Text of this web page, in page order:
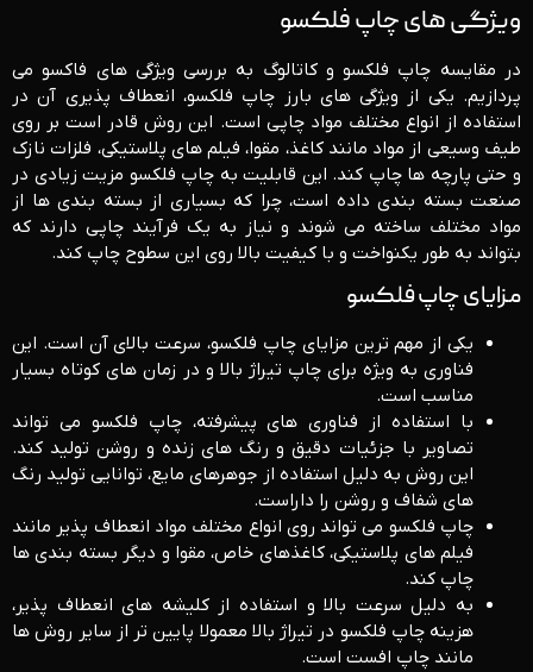
ویژگی ‌های چاپ فلکسو
در مقایسه چاپ فلکسو و کاتالوگ به بررسی ویژگی های فاکسو می
پردازیم. یکی از ویژگی ‌های بارز چاپ فلکسو، انعطاف ‌پذیری آن در
استفاده از انواع مختلف مواد چاپی است. این روش قادر است بر روی
طیف وسیعی از مواد مانند کاغذ، مقوا، فیلم‌ های پلاستیکی، فلزات نازک
و حتی پارچه‌ ها چاپ کند. این قابلیت به چاپ فلکسو مزیت زیادی در
صنعت بسته ‌بندی داده است، چرا که بسیاری از بسته ‌بندی‌ ها از
مواد مختلف ساخته می ‌شوند و نیاز به یک فرآیند چاپی دارند که
بتواند به‌ طور یکنواخت و با کیفیت بالا روی این سطوح چاپ کند.
مزایای چاپ فلکسو
یکی از مهم‌ ترین مزایای چاپ فلکسو، سرعت بالای آن است. این
فناوری به‌ ویژه برای چاپ تیراژ بالا و در زمان‌ های کوتاه بسیار
مناسب است.
با استفاده از فناوری‌ های پیشرفته، چاپ فلکسو می ‌تواند
تصاویر با جزئیات دقیق و رنگ ‌های زنده و روشن تولید کند.
این روش به دلیل استفاده از جوهرهای مایع، توانایی تولید رنگ‌
های شفاف و روشن را داراست.
چاپ فلکسو می ‌تواند روی انواع مختلف مواد انعطاف ‌پذیر مانند
فیلم ‌های پلاستیکی، کاغذهای خاص، مقوا و دیگر بسته‌ بندی‌ ها
چاپ کند.
به دلیل سرعت بالا و استفاده از کلیشه‌ های انعطاف ‌پذیر،
هزینه چاپ فلکسو در تیراژ بالا معمولا پایین‌ تر از سایر روش‌ ها
مانند چاپ افست است.